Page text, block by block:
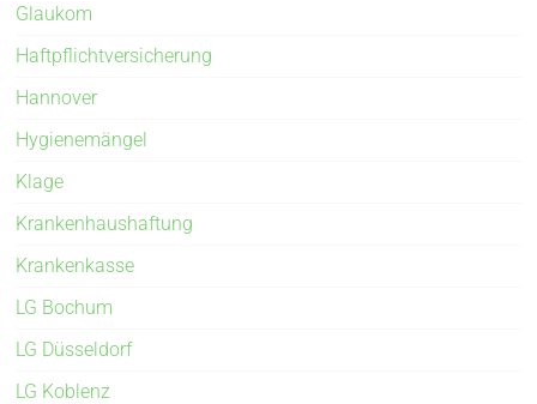
Glaukom
Haftpflichtversicherung
Hannover
Hygienemängel
Klage
Krankenhaushaftung
Krankenkasse
LG Bochum
LG Düsseldorf
LG Koblenz